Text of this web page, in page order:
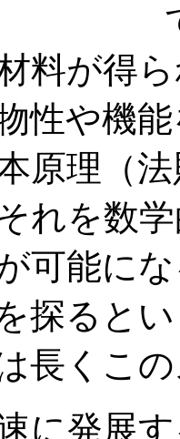
料が得
性や機
原理（
れを数
可能に
探ると
長くこ
に発展